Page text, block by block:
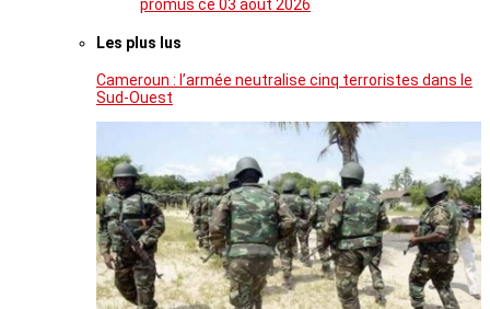
promus ce 03 août 2026
Les plus lus
Cameroun : l’armée neutralise cinq terroristes dans le
Sud-Ouest